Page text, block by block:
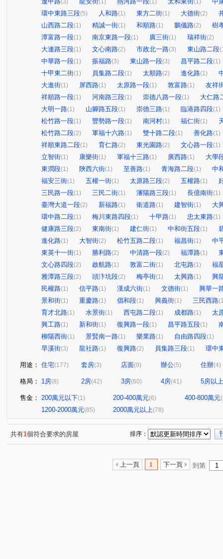
(3) (1) (1) (1)
環中東路三段(5) 人和路(1) 東方二街(1) 大德街(2)
山西路二段(1) 精誠一街(1) 和順路(1) 鵬儀路(2)
樹
潭富路一段(1) 南京東路一段(1) 廣三街(1) 瑞祥街(2)
大連路三段(1) 文心南路(2) 市政北一路(3) 東山路二段
中華路一段(1) 振福路(3) 東山路一段(3) 昌平路二段(1)
十甲東二街(1) 員集路二段(1) 太順路(2) 進化路(1)
大進街(1) 屏西路(1) 太原路一段(1) 敦富路(1)
友祥
祥順路一段(1) 河南路三段(1) 崇德八路一段(1)
大仁路
大明一路(1) 山腳路五段(1) 崇德三路(1) 臨港路四段(1)
松竹路一段(1) 豐勢路一段(1) 南河村(1) 福仁街(1)
松竹路二段(2) 軍福十六路(1) 雙十路二段(1) 善化路(1)
祥順東路二段(1) 育仁路(2) 東光園路(2) 文心路一段(1)
立智街(1) 康樂街(1) 軍福十三路(1) 廣西路(1)
大學
東潤段(1) 陝西六街(1) 至善路(1) 青海路二段(1)
中
福安三街(1) 五權一街(1) 太原路三段(2) 五權路(1)
三民路一段(1) 三民二街(1) 瀋陽路三段(1) 長億南街(1)
臺灣大道一段(2) 新福路(1) 衛道路(1) 建智街(1)
大
環中路二段(1) 梅川東路四段(1) 十甲路(1) 忠太東路(1)
健康路三段(2) 東南街(1) 建仁街(1) 中和街五段(1)
進化路(1) 大智街(2) 松竹五路二段(1) 福昌街(1)
中
東英十一街(1) 勝利路(2) 中清路一段(2) 福潭路(1)
文心路四段(2) 啟航路(1) 敦富二街(1) 北屯路(1)
福
雅潭路三段(2) 頭汴坑段(2) 梅亭街(1) 太興路(1)
興
民權路(1) 信平路(1) 漢成六街(1) 文德街(1)
興華一
景和街(1) 重慶路(1) 倡和段(1) 興義街(1) 三民西路
育才北路(1) 水景街(1) 西屯路二段(1) 成都路(1)
太
興工路(1) 新和街(1) 復興路一段(1) 昌平路五段(1)
柳陽西街(1) 景賢南一路(1) 樂業路(1) 自由路四段(1)
旱溪街(3) 龍社路(1) 復興路(2) 員集路三段(1) 環中
用途： 住宅(177) 套房(3) 店面(9) 辦公(5) 住辦(4)
格局： 1房(8) 2房(42) 3房(60) 4房(41) 5房以上
售金： 200萬元以下(1) 200-400萬元(6) 400-800萬元
1200-2000萬元(85) 2000萬元以上(78)
共有1個符合要求的房屋 排序：
上一頁 1 下一頁 到第